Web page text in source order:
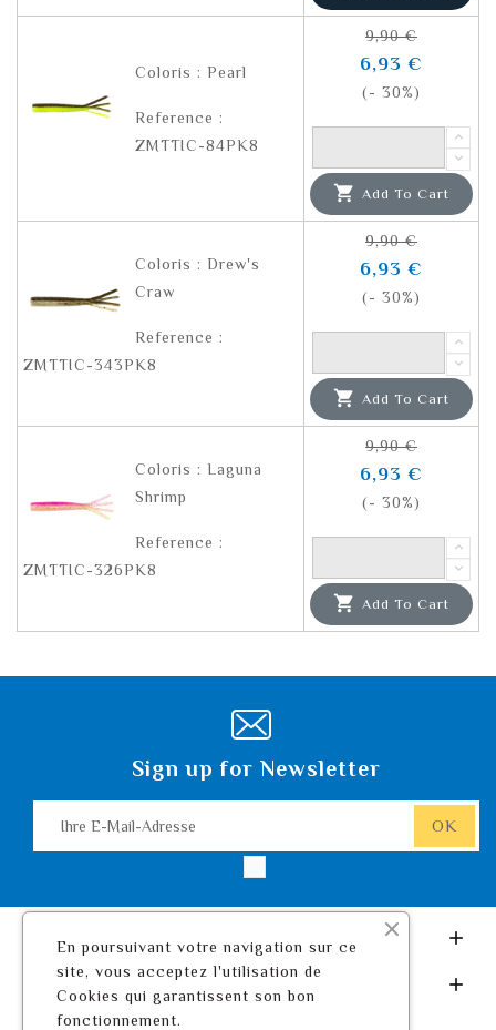
Coloris : Pearl
Reference :
ZMTTIC-84PK8
9,90 €
6,93 €
(- 30%)
 Add To Cart
Coloris : Drew's
Craw
Reference :
ZMTTIC-343PK8
9,90 €
6,93 €
(- 30%)
 Add To Cart
Coloris : Laguna
Shrimp
Reference :
ZMTTIC-326PK8
9,90 €
6,93 €
(- 30%)
 Add To Cart
Sign up for Newsletter

Ihr Konto 
En poursuivant votre navigation sur ce
site, vous acceptez l'utilisation de
Cookies qui garantissent son bon
fonctionnement.